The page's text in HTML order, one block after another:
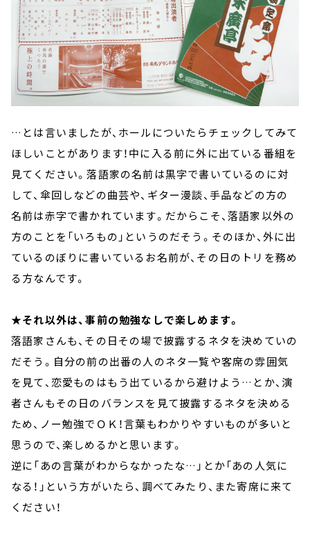
…とは言いましたが、ホールについたらチェックしてみて
ほしいことがあります！中に入る前に外に出ている番組を
見てください。落語家の名前は黒字で書いているのに対
して、傘回しなどの曲芸や、ギター漫談、手品などの方の
名前は赤字で書かれています。だからこそ、落語家以外の
方のことを「いろもの」というのだそう。そのほか、外に出
ているのぼりに書いているお名前が、その日のトリを務め
る方なんです。
★それ以外は、事前の勉強なしで楽しめます。
落語家さんも、その日その場で披露するネタを決めていの
だそう。自分の前の出番の人のネタ一覧や客席の雰囲気
を見て、恋愛ものはもう出ているから避けよう…とか、演
者さんもその日のバランスを見て披露するネタを決める
ため、ノー勉強でＯＫ！言葉もわかりやすいものが多いと
思うので、楽しめるかと思います。
逆に「あの言葉がわからなかったな…」とか「あの人気に
なる！」という方がいたら、調べてみたり、また寄席に来て
ください！